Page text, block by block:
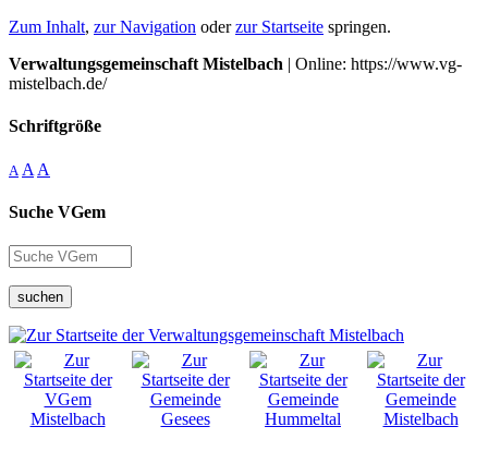
Zum Inhalt, zur Navigation oderzur Startseite springen.
Verwaltungsgemeinschaft Mistelbach | Online: https://www.vg-
mistelbach.de/
Schriftgröße
A A A
Suche VGem
suchen